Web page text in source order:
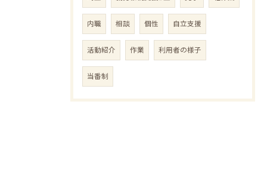
内職 相談 個性 自立支援
活動紹介 作業 利用者の様子
当番制